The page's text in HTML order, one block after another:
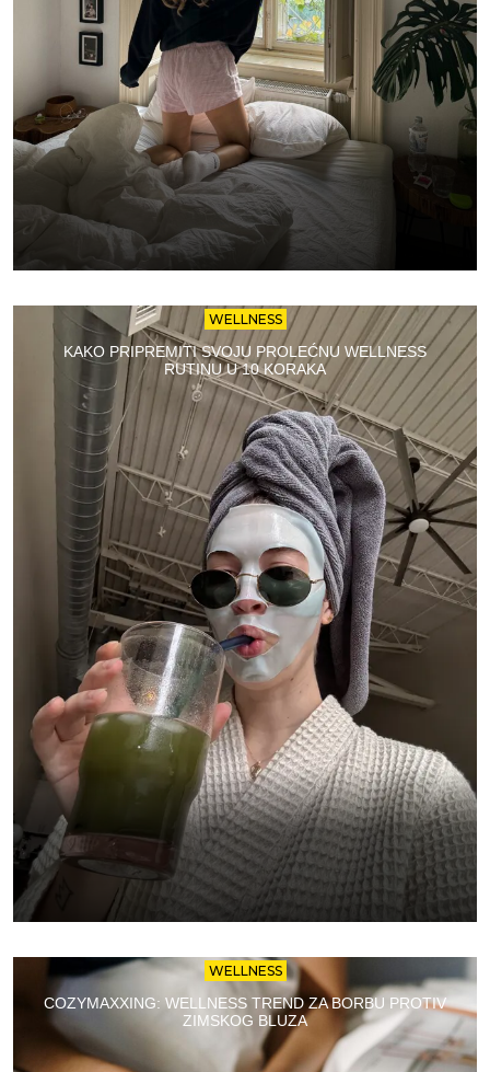
WELLNESS
KAKO PRIPREMITI SVOJU PROLEĆNU WELLNESS
RUTINU U 10 KORAKA
WELLNESS
COZYMAXXING: WELLNESS TREND ZA BORBU PROTIV
ZIMSKOG BLUZA